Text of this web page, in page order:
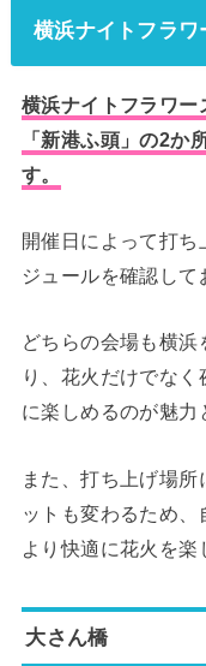
横浜ナイトフラ
横浜ナイトフラワー
「新港ふ頭」の2か
す。
開催日によって打
ジュールを確認して
どちらの会場も横
り、花火だけでな
に楽しめるのが魅力
また、打ち上げ場
ットも変わるため
より快適に花火を楽
大さん橋